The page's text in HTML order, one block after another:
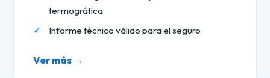
termográfica
Informe técnico válido para el seguro
Ver más →